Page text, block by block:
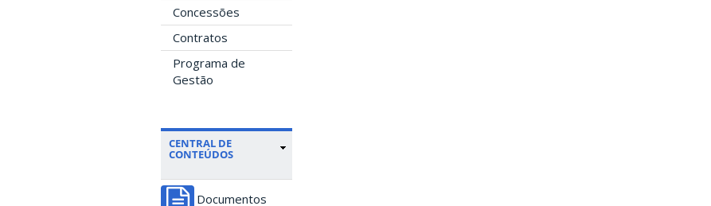
Concessões
Contratos
Programa de
Gestão
CENTRAL DE
CONTEÚDOS
Documentos